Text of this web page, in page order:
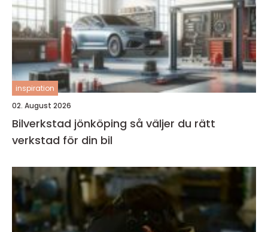
inspiration
02. August 2026
Bilverkstad jönköping så väljer du rätt
verkstad för din bil